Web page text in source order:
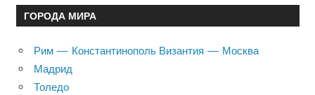
ГОРОДА МИРА
Рим — Константинополь Византия — Москва
Мадрид
Толедо